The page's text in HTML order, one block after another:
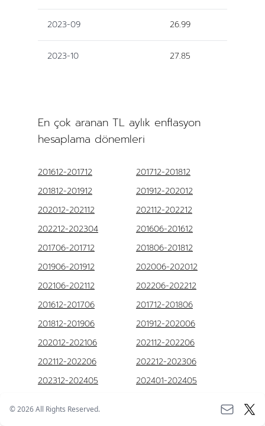
2023-09 26.99
2023-10 27.85
En çok aranan TL aylık enflasyon
hesaplama dönemleri
201612-201712
201712-201812
201812-201912
201912-202012
202012-202112
202112-202212
202212-202304
201606-201612
201706-201712
201806-201812
201906-201912
202006-202012
202106-202112
202206-202212
201612-201706
201712-201806
201812-201906
201912-202006
202012-202106
202112-202206
202112-202206
202212-202306
202312-202405
202401-202405
©2026All Rights Reserved.